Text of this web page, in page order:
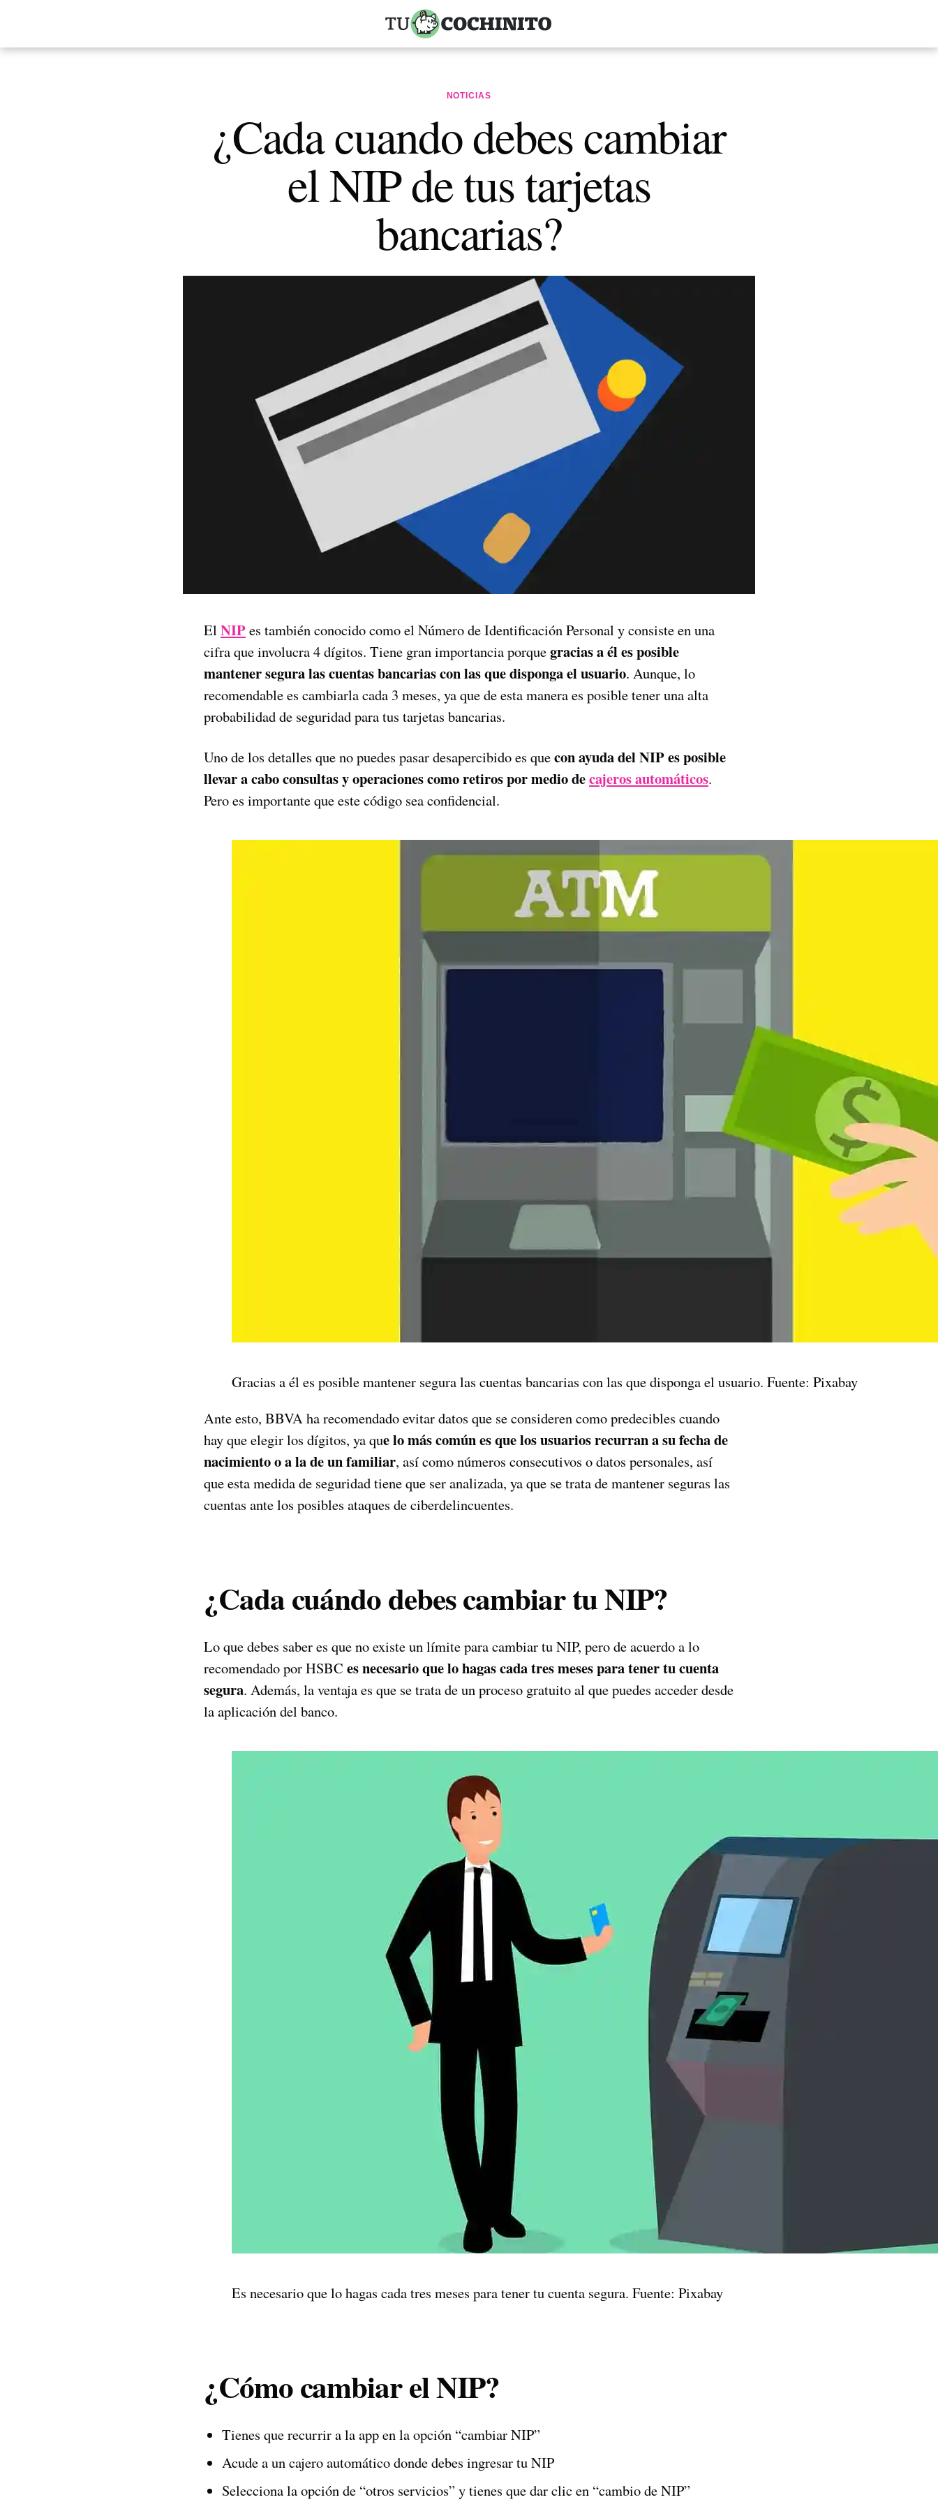
NOTICIAS
¿Cada cuando debes cambiar
el NIP de tus tarjetas
bancarias?
El NIPes también conocido como el Número de Identificación Personal y consiste en una
cifra que involucra 4 dígitos. Tiene gran importancia porquegracias a él es posible
mantener segura las cuentas bancarias con las que disponga el usuario. Aunque, lo
recomendable es cambiarla cada 3 meses, ya que de esta manera es posible tener una alta
probabilidad de seguridad para tus tarjetas bancarias.
Uno de los detalles que no puedes pasar desapercibido es quecon ayuda del NIP es posible
llevar a cabo consultas y operaciones como retiros por medio decajeros automáticos.
Pero es importante que este código sea confidencial.
Gracias a él es posible mantener segura las cuentas bancarias con las que disponga el usuario. Fuente: Pixabay
Ante esto, BBVA ha recomendado evitar datos que se consideren como predecibles cuando
hay que elegir los dígitos, ya que lo más común es que los usuarios recurran a su fecha de
nacimiento o a la de un familiar, así como números consecutivos o datos personales, así
que esta medida de seguridad tiene que ser analizada, ya que se trata de mantener seguras las
cuentas ante los posibles ataques de ciberdelincuentes.
¿Cada cuándo debes cambiar tu NIP?
Lo que debes saber es que no existe un límite para cambiar tu NIP, pero de acuerdo a lo
recomendado por HSBC es necesario que lo hagas cada tres meses para tener tu cuenta
segura. Además, la ventaja es que se trata de un proceso gratuito al que puedes acceder desde
la aplicación del banco.
Es necesario que lo hagas cada tres meses para tener tu cuenta segura. Fuente: Pixabay
¿Cómo cambiar el NIP?
Tienes que recurrir a la app en la opción “cambiar NIP”
Acude a un cajero automático donde debes ingresar tu NIP
Selecciona la opción de “otros servicios” y tienes que dar clic en “cambio de NIP”